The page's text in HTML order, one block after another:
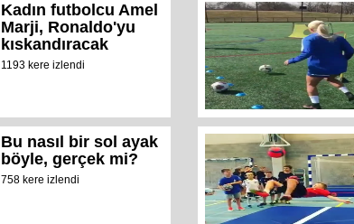
Kadın futbolcu Amel
Marji, Ronaldo'yu
kıskandıracak
1193 kere izlendi
Bu nasıl bir sol ayak
böyle, gerçek mi?
758 kere izlendi